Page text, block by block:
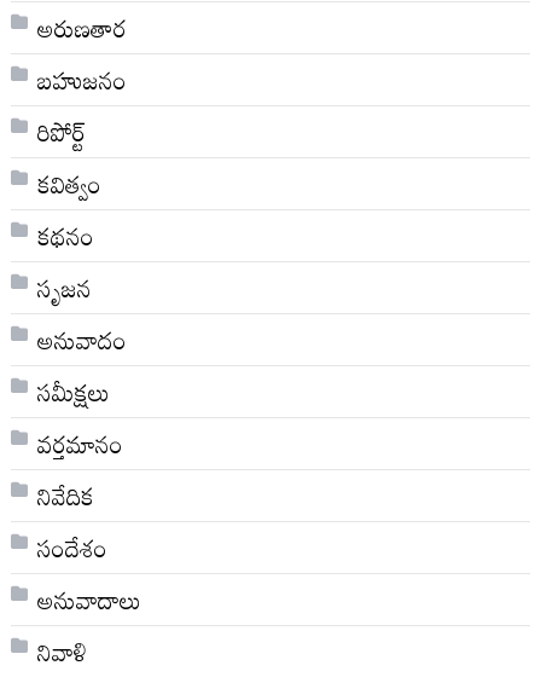
అరుణతార
బహుజనం
రిపోర్ట్
కవిత్వం
కథనం
సృజన
అనువాదం
సమీక్షలు
వర్తమానం
నివేదిక
సందేశం
అనువాదాలు
నివాళి